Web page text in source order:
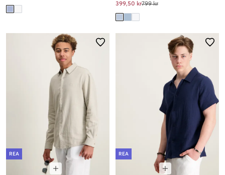
399,50 kr799 kr
REA REA